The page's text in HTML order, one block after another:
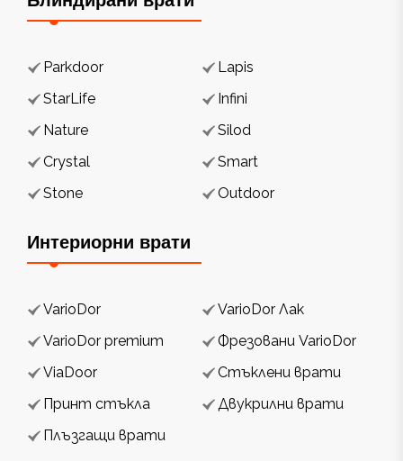
Parkdoor
Lapis
StarLife
Infini
Nature
Silod
Crystal
Smart
Stone
Outdoor
Интериорни врати
VarioDor
VarioDor Лак
VarioDor premium
Фрезовани VarioDor
ViaDoor
Стъклени врати
Принт стъкла
Двукрилни врати
Плъзгащи врати